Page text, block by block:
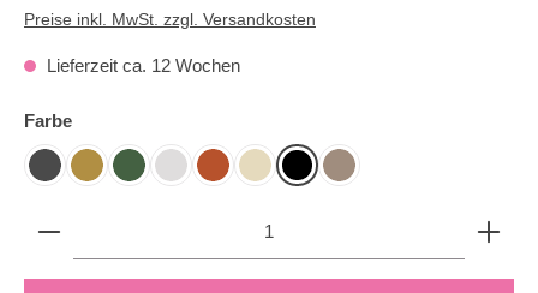
Preise inkl. MwSt. zzgl. Versandkosten
Lieferzeit ca. 12 Wochen
Farbeauswählen
Anthrazit
Gold HunterIvory KupferNatureSchwarz
Taupe
Produkt Anzahl: Gib den gewünschten Wert ein